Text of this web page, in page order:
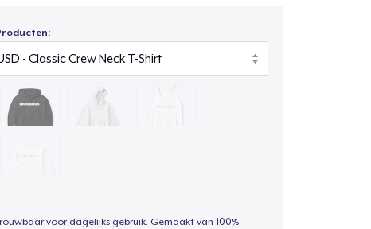
voor dagelijks gebruik. Gemaakt van 100%